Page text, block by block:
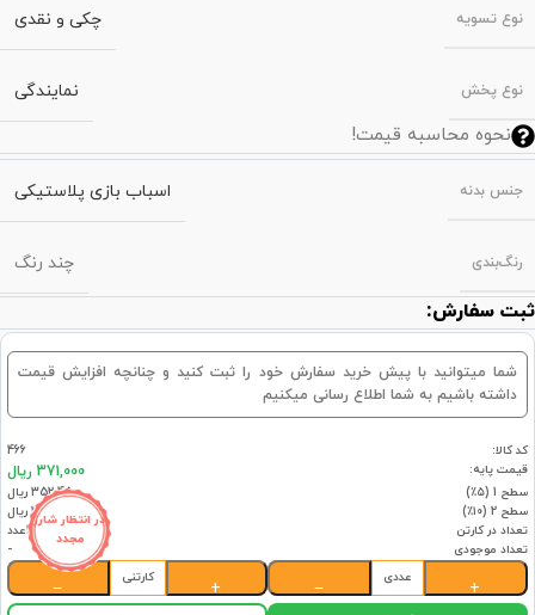
نوع تسویه چکی و نقدی
نوع پخش نمایندگی
نحوه محاسبه قیمت!
جنس بدنه اسباب بازی پلاستیکی
رنگ‌بندی چند رنگ
ثبت سفارش:
شما میتوانید با پیش خرید سفارش خود را ثبت کنید و چنانچه افزایش قیمت
داشته باشیم به شما اطلاع رسانی میکنیم
در انتظار شارژ
مجدد
کد کالا:
466
قیمت پایه:
371,000 ریال
سطح 1 (۵٪)
352,450 ریال
سطح 2 (۱۰٪)
333,900 ریال
تعداد در کارتن
18عدد
تعداد موجودی
-
+
عددی
−
+
کارتنی
−